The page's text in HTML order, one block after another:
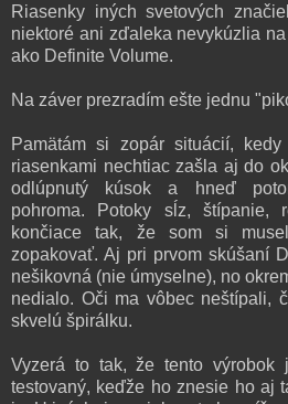
Riasenky iných svetových
niektoré ani zďaleka nevykúzlia
ako Definite Volume.
Na záver prezradím ešte jednu
Pamätám si zopár situácií,
riasenkami nechtiac zašla aj do
odlúpnutý kúsok a hneď
pohroma. Potoky sĺz, štípanie,
končiace tak, že som si
zopakovať. Aj pri prvom skúšaní
nešikovná (nie úmyselne), no
nedialo. Oči ma vôbec neštípali,
skvelú špirálku.
Vyzerá to tak, že tento výrobok
testovaný, keďže ho znesie ho aj